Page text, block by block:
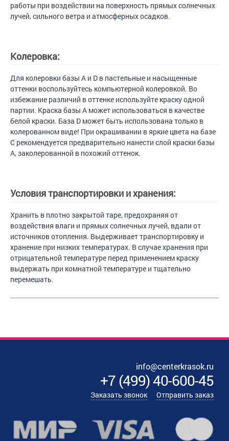
работы при воздействии на поверхность прямых солнечных
лучей, сильного ветра и атмосферных осадков.
Колеровка:
Для колеровки базы А и D в пастельные и насыщенные
оттенки воспользуйтесь компьютерной колеровкой. Во
избежание различий в оттенке используйте краску одной
партии. Краска базы А может использоваться в качестве
белой краски. База D может быть использована только в
колерованном виде! При окрашивании в яркие цвета на базе
С рекомендуется предварительно нанести слой краски базы
А, заколерованной в похожий оттенок.
Условия транспортировки и хранения:
Хранить в плотно закрытой таре, предохраняя от
воздействия влаги и прямых солнечных лучей, вдали от
источников отопления. Выдерживает транспортировку и
хранение при низких температурах. В случае хранения при
отрицательной температуре перед применением краску
выдержать при комнатной температуре и тщательно
перемешать.
info@centerkrasok.ru
+7(499)40-600-45
Заказать звонок Отправить заказ